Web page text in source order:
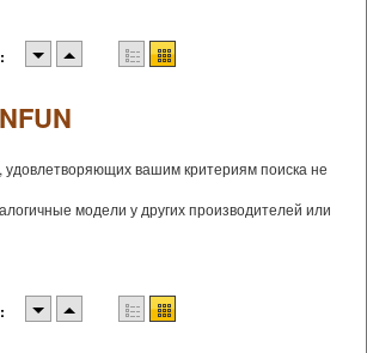
удовлетворяющих вашим критериям поиска не
модели у других производителей или